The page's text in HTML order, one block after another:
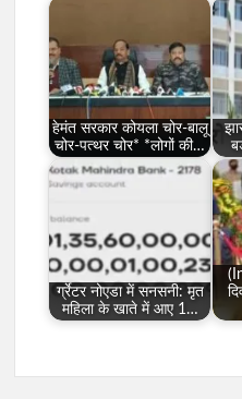
हेमंत सरकार कोयला चोर-बालू
चोर-पत्थर चोर* *लोगों की…
र्ग्रेटर नोएडा में सनसनी: मृत
महिला के खाते में आए 1…